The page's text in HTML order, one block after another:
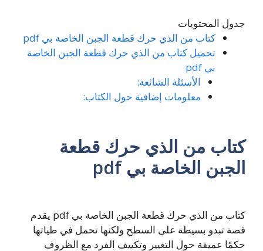
جدول المحتويات
كتاب من الذي حرك قطعة الجبن الخاصة بي pdf
تحميل كتاب من الذي حرك قطعة الجبن الخاصة
بي pdf
الأسئلة الشائعة:
معلومات إضافية حول الكتاب:
كتاب من الذي حرك قطعة
الجبن الخاصة بي pdf
كتاب من الذي حرك قطعة الجبن الخاصة بي pdf يقدم
قصة تبدو بسيطة على السطح ولكنها تحمل في طياتها
حكمًا عميقة حول التغيير وتكييف الفرد مع الظروف